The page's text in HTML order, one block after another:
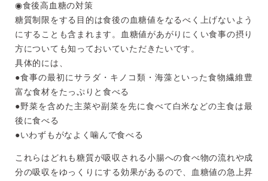
◉食後高血糖の対策
糖質制限をする目的は食後の血糖値をなるべく上げないよう
にする ことも含まれます。血糖値があがりにくい食事の摂り
方についても知っておいていただきたいです。
具体的には、
●食事の最初にサラダ・キノコ類・海藻といった食物繊維豊
富な食材をたっぷりと食べる
●野菜を含めた主菜や副菜を先に食べて白米などの主食は最
後に食べる
●いわずもがなよく噛んで食べる
これらはどれも糖質が吸収される小腸への食べ物の流れや成
分の吸 収をゆっくりにする効果があるので、血糖値の急上昇